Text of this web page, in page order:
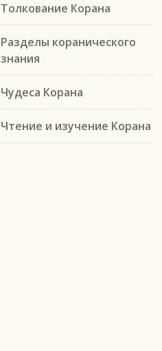
Толкование Корана
Разделы коранического
знания
Чудеса Корана
Чтение и изучение Корана